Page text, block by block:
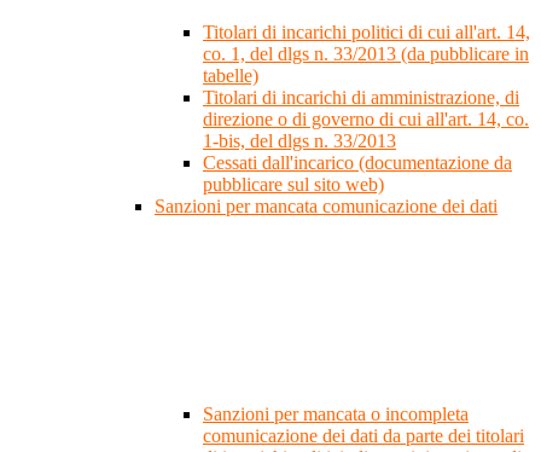
Titolari di incarichi politici di cui all'art. 14,
co. 1, del dlgs n. 33/2013 (da pubblicare in
tabelle)
Titolari di incarichi di amministrazione, di
direzione o di governo di cui all'art. 14, co.
1-bis, del dlgs n. 33/2013
Cessati dall'incarico (documentazione da
pubblicare sul sito web)
Sanzioni per mancata comunicazione dei dati
Sanzioni per mancata o incompleta
comunicazione dei dati da parte dei titolari